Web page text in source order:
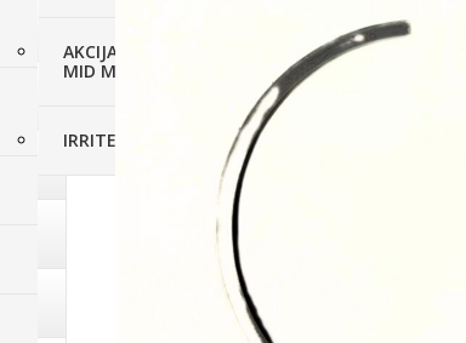
AKCIJAS komplekts - SOLIS 26 HST +
MID MOWER + piekabe
IRRITEC Pilienlaistīšanas komplekti